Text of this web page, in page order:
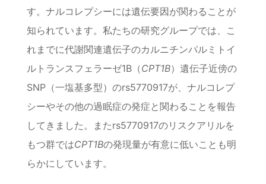
す。ナルコレプシーには遺伝要因が関わることが
知られています。私たちの研究グループでは、こ
れまでに代謝関連遺伝子のカルニチンパルミトイ
ルトランスフェラーゼ1B（CPT1B）遺伝子近傍の
SNP（一塩基多型）のrs5770917が、ナルコレプ
シーやその他の過眠症の発症と関わることを報告
してきました。またrs5770917のリスクアリルを
もつ群ではCPT1Bの発現量が有意に低いことも明
らかにしています。